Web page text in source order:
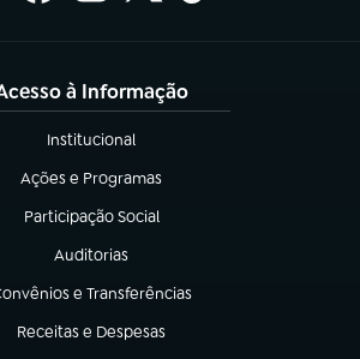
à Informação
Institucional
(abre em nova aba)
Ações e Programas
(abre em nova aba)
Participação Social
(abre em nova aba)
Auditorias
(abre em nova aba)
e Transferências
em nova aba)
Receitas e Despesas
(abre em nova aba)